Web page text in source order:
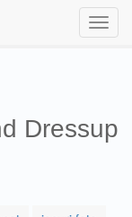
Dressup